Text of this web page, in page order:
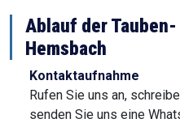
Ablauf der
Hemsbach
Kontaktaufnahme
Rufen Sie uns an,
senden Sie uns eine